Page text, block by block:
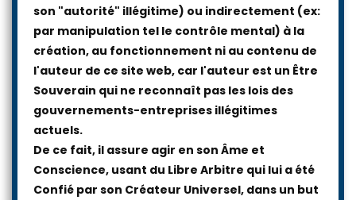
son "autorité" illégitime) ou indirectement (ex:
par manipulation tel le contrôle mental) à la
création, au fonctionnement ni au contenu de
l'auteur de ce site web, car l'auteur est un Être
Souverain qui ne reconnaît pas les lois des
gouvernements-entreprises illégitimes
actuels.
De ce fait, il assure agir en son Âme et
Conscience, usant du Libre Arbitre qui lui a été
Confié par son Créateur Universel, dans un but